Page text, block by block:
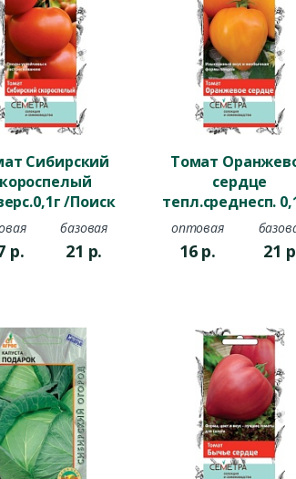
Сибирский
/Поиск
р.
базовая
21 р.
Томат
сердце
тепл.среднесп.
Поиск
оптовая
16 р. 21